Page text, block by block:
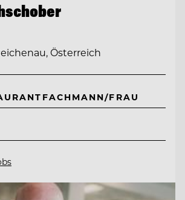
Österreich
FRAU